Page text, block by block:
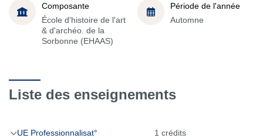
Composante
École d'histoire de l'art
& d'archéo. de la
Sorbonne (EHAAS)
Période de l'année
Automne
Liste des enseignements
UE Professionnalisat° 1 crédits